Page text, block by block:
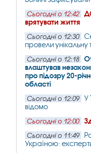
Сьогодні о 12:42
врятувати життя
Сьогодні о 12:30
провели унікальну
Сьогодні о 12:18
влаштував
про підозру 20-
області
Сьогодні о 12:09
У
відомо
Сьогодні о 12:00
Сьогодні о 11:49
Україною: